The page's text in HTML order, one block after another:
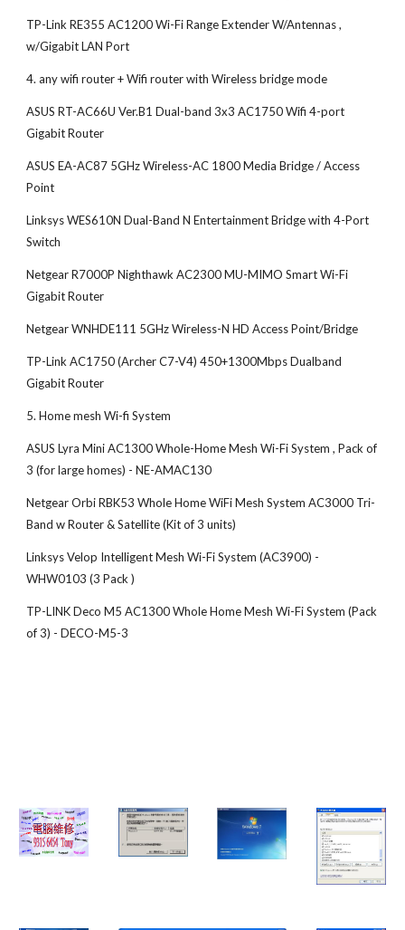
TP-Link RE355 AC1200 Wi-Fi Range Extender W/Antennas ,
w/Gigabit LAN Port
4. any wifi router + Wifi router with Wireless bridge mode
ASUS RT-AC66U Ver.B1 Dual-band 3x3 AC1750 Wifi 4-port
Gigabit Router
ASUS EA-AC87 5GHz Wireless-AC 1800 Media Bridge / Access
Point
Linksys WES610N Dual-Band N Entertainment Bridge with 4-Port
Switch
Netgear R7000P Nighthawk AC2300 MU-MIMO Smart Wi-Fi
Gigabit Router
Netgear WNHDE111 5GHz Wireless-N HD Access Point/Bridge
TP-Link AC1750 (Archer C7-V4) 450+1300Mbps Dualband
Gigabit Router
5. Home mesh Wi-fi System
ASUS Lyra Mini AC1300 Whole-Home Mesh Wi-Fi System , Pack of
3 (for large homes) - NE-AMAC130
Netgear Orbi RBK53 Whole Home WiFi Mesh System AC3000 Tri-
Band w Router & Satellite (Kit of 3 units)
Linksys Velop Intelligent Mesh Wi-Fi System (AC3900) -
WHW0103 (3 Pack )
TP-LINK Deco M5 AC1300 Whole Home Mesh Wi-Fi System (Pack
of 3) - DECO-M5-3